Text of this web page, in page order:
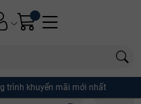
trình khuyến mãi mới nhất